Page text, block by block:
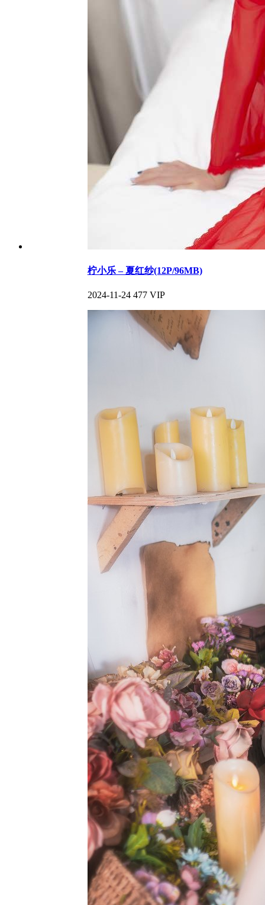
柠小乐 – 夏红纱(12P/96MB)
2024-11-24 477 VIP